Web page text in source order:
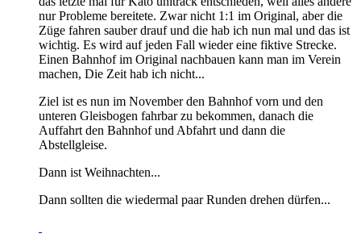
nur Probleme bereitete. Zwar nicht 1:1 im Original, aber die
Züge fahren sauber drauf und die hab ich nun mal und das ist
wichtig. Es wird auf jeden Fall wieder eine fiktive Strecke.
Einen Bahnhof im Original nachbauen kann man im Verein
machen, Die Zeit hab ich nicht...
Ziel ist es nun im November den Bahnhof vorn und den
unteren Gleisbogen fahrbar zu bekommen, danach die
Auffahrt den Bahnhof und Abfahrt und dann die
Abstellgleise.
Dann ist Weihnachten...
Dann sollten die wiedermal paar Runden drehen dürfen...